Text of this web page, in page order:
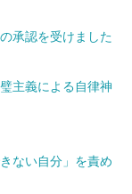
承認を受けました
主義による自律神
ない自分」を責め